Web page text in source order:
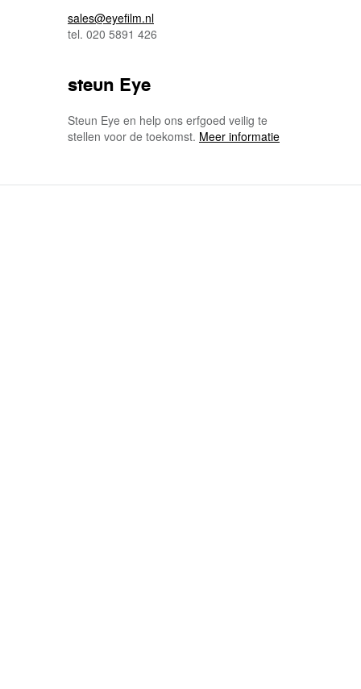
sales@eyefilm.nl
tel. 020 5891 426
steun Eye
Steun Eye en help ons erfgoed veilig te
stellen voor de toekomst. Meer informatie